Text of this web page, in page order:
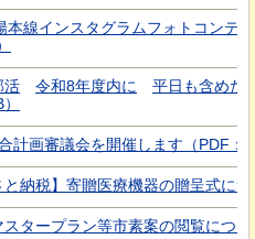
本線インスタグラムフォトコンテ
活 令和8年度内に 平日も含めた
計画審議会を開催します（PDF：
と納税】寄贈医療機器の贈呈式に
タープラン等市素案の閲覧につ